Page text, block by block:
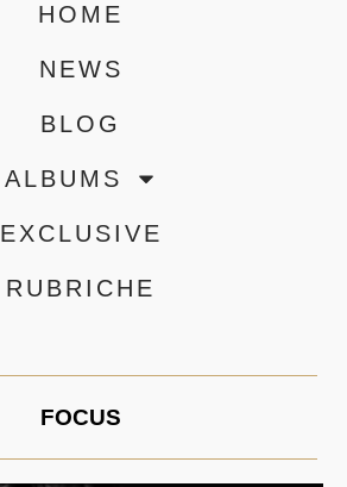
HOME
NEWS
BLOG
ALBUMS
EXCLUSIVE
RUBRICHE
FOCUS